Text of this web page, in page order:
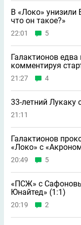
В «Локо»
что он такое?»
22:01 5
Галактионов
комментируя
21:27 4
33-летний Лукаку
21:11
Галактионов
«Локо» с
20:49 5
«ПСЖ» с
Юнайтед» (1:1)
20:19 2